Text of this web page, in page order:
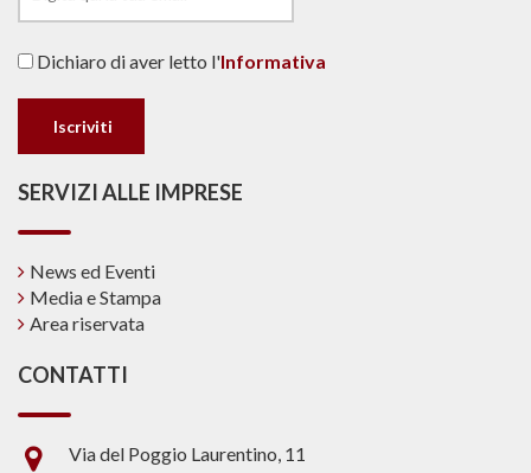
Dichiaro di aver letto l'Informativa
SERVIZI ALLE IMPRESE
News ed Eventi
Media e Stampa
Area riservata
CONTATTI
Via del Poggio Laurentino, 11